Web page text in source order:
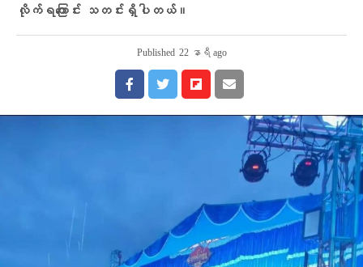
လိုက်ရကြောင်း သတင်းရှိပါတယ်။
Published 22 နာရီ ago